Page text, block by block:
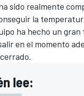
sido realmente
la
ha hecho un
en el momento
lee: